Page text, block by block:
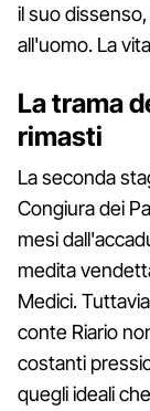
il suo
all'uomo. La
La trama
rimasti
La seconda
Congiura dei
mesi
medita
Medici.
conte Riario
costanti
quegli ideali